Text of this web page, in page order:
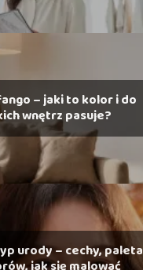
– jaki to kolor i do
wnętrz pasuje?
urody – cechy, paleta